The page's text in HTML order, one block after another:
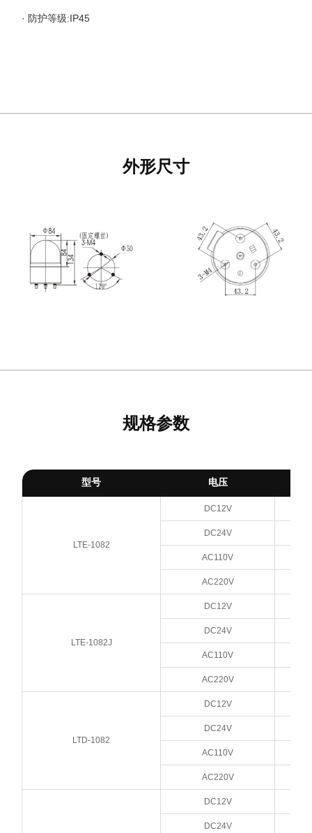
· 防护等级:IP45
外形尺寸
规格参数
型号 电压
LTE-1082
DC12V
DC24V
AC110V
AC220V
LTE-1082J
DC12V
DC24V
AC110V
AC220V
LTD-1082
DC12V
DC24V
AC110V
AC220V
DC12V
DC24V